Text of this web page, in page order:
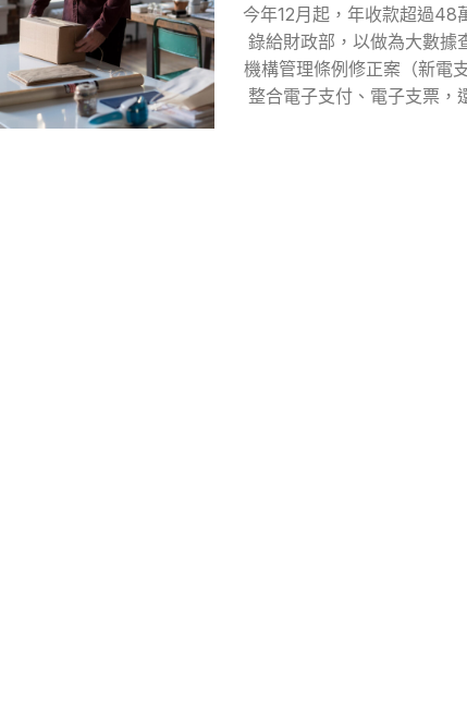
今年12月起，年收款超過48
錄給財政部，以做為大數據
機構管理條例修正案（新電
整合電子支付、電子支票，